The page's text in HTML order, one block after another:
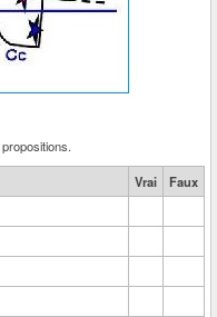
Vrai
Faux